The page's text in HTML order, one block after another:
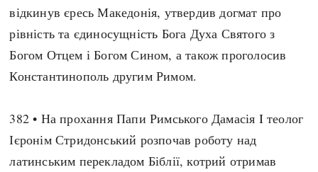
відкинув єресь Македонія, утвердив догмат про
рівність та єдиносущність Бога Духа Святого з
Богом Отцем і Богом Сином, а також проголосив
Константинополь другим Римом.
382 • На прохання Папи Римського Дамасія I теолог
Ієронім Стридонський розпочав роботу над
латинським перекладом Біблії, котрий отримав